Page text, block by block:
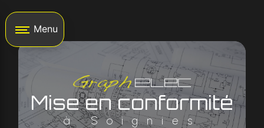
Menu
Mise en conformité
à Soignies